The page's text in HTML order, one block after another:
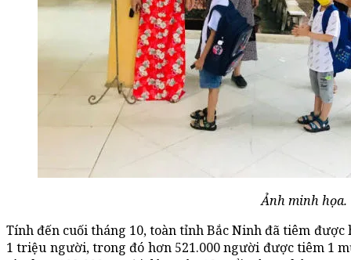
Ảnh minh họa.
Tính đến cuối tháng 10, toàn tỉnh Bắc Ninh đã tiêm
1 triệu người, trong đó hơn 521.000 người được tiêm 1